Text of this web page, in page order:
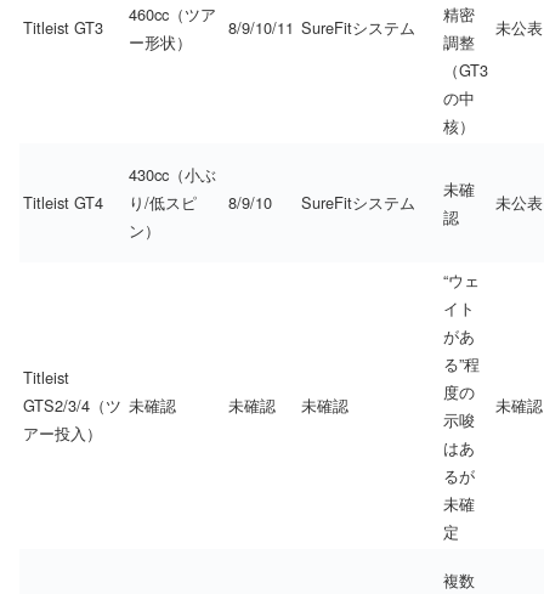
Titleist GT3
460cc（ツア
ー形状）
8/9/10/11 SureFitシステム
精密
調整
（GT3
の中
核）
未公表
Titleist GT4
430cc（小ぶ
り/低スピ
ン）
8/9/10 SureFitシステム
未確
認
未公表
Titleist
GTS2/3/4（ツ
アー投入）
未確認 未確認 未確認
“ウェ
イト
があ
る”程
度の
示唆
はあ
るが
未確
定
未確認
複数